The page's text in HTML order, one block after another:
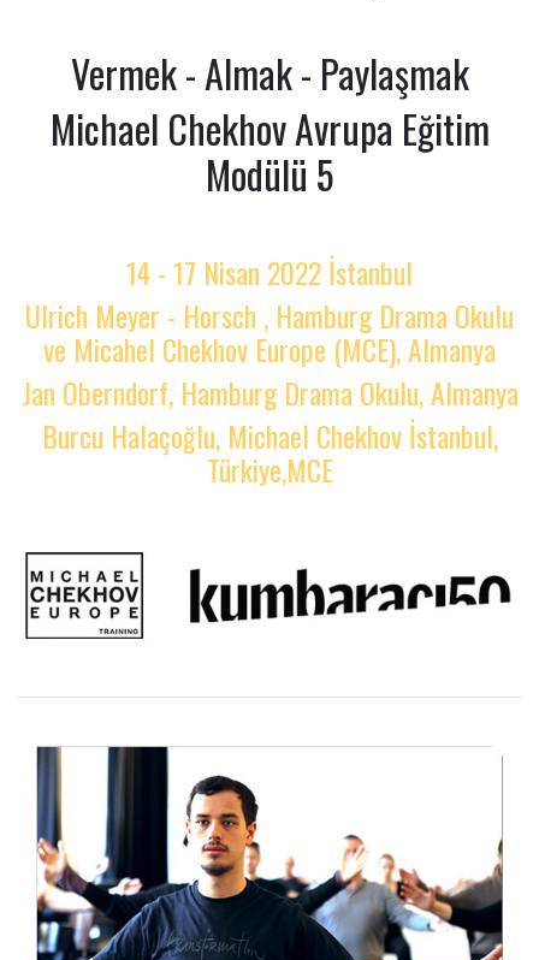
Vermek - Almak - Paylaşmak
Michael Chekhov Avrupa Eğitim
Modülü 5
14 - 17 Nisan 2022 İstanbul
Ulrich Meyer - Horsch , Hamburg Drama Okulu
ve Micahel Chekhov Europe (MCE), Almanya
Jan Oberndorf, Hamburg Drama Okulu, Almanya
Burcu Halaçoğlu, Michael Chekhov İstanbul,
Türkiye,MCE